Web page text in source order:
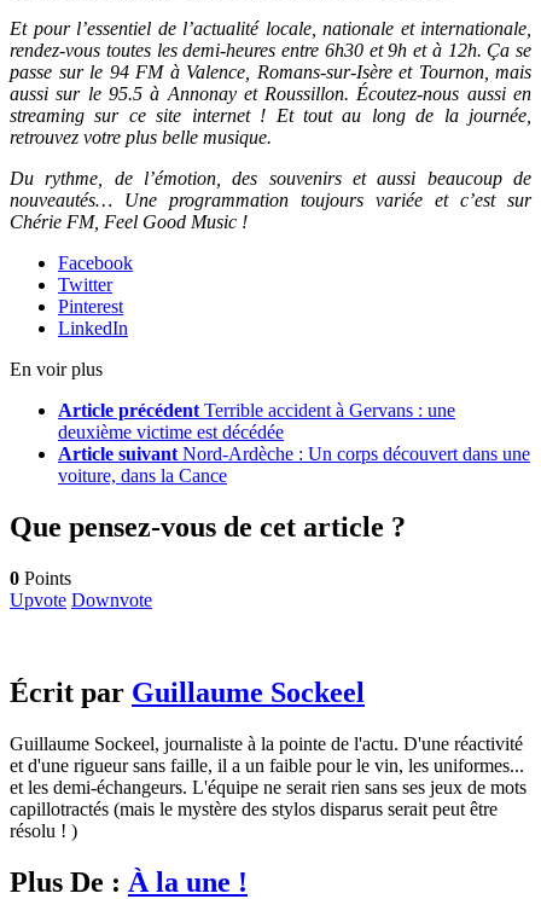
Et pour l’essentiel de l’actualité locale, nationale et internationale,
rendez-vous toutes les demi-heures entre 6h30 et 9h et à 12h. Ça se
passe sur le 94 FM à Valence, Romans-sur-Isère et Tournon, mais
aussi sur le 95.5 à Annonay et Roussillon. Écoutez-nous aussi en
streaming sur ce site internet ! Et tout au long de la journée,
retrouvez votre plus belle musique.
Du rythme, de l’émotion, des souvenirs et aussi beaucoup de
nouveautés… Une programmation toujours variée et c’est sur
Chérie FM, Feel Good Music !
Facebook
Twitter
Pinterest
LinkedIn
En voir plus
Article précédent Terrible accident à Gervans : une
deuxième victime est décédée
Article suivant Nord-Ardèche : Un corps découvert dans une
voiture, dans la Cance
Que pensez-vous de cet article ?
0 Points
Upvote Downvote
Écrit par Guillaume Sockeel
Guillaume Sockeel, journaliste à la pointe de l'actu. D'une réactivité
et d'une rigueur sans faille, il a un faible pour le vin, les uniformes...
et les demi-échangeurs. L'équipe ne serait rien sans ses jeux de mots
capillotractés (mais le mystère des stylos disparus serait peut être
résolu ! )
Plus De : À la une !